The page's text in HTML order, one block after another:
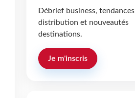
Débrief business, tendances
distribution et nouveautés
destinations.
Je m'inscris